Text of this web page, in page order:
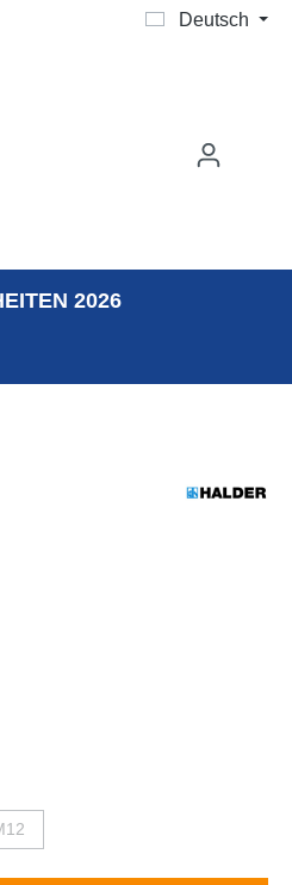
Deutsch
2026